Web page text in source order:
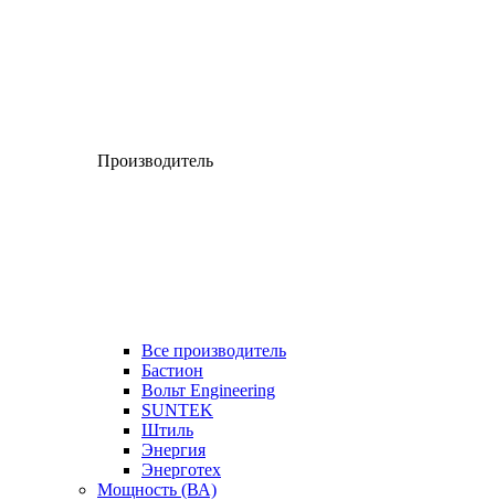
Производитель
Все производитель
Бастион
Вольт Engineering
SUNTEK
Штиль
Энергия
Энерготех
Мощность (ВА)